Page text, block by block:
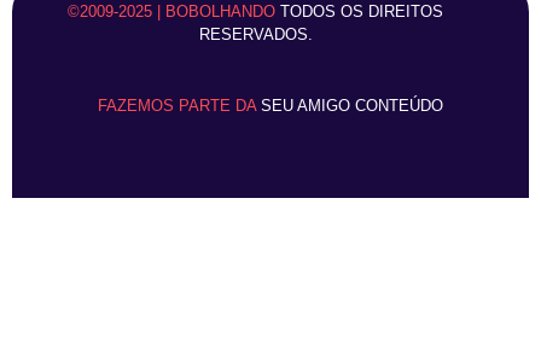
©2009-2025 | BOBOLHANDO TODOS OS DIREITOS
RESERVADOS.
FAZEMOS PARTE DA SEU AMIGO CONTEÚDO